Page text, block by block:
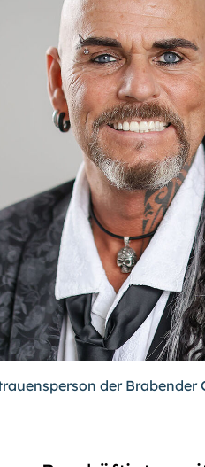
der Brabender